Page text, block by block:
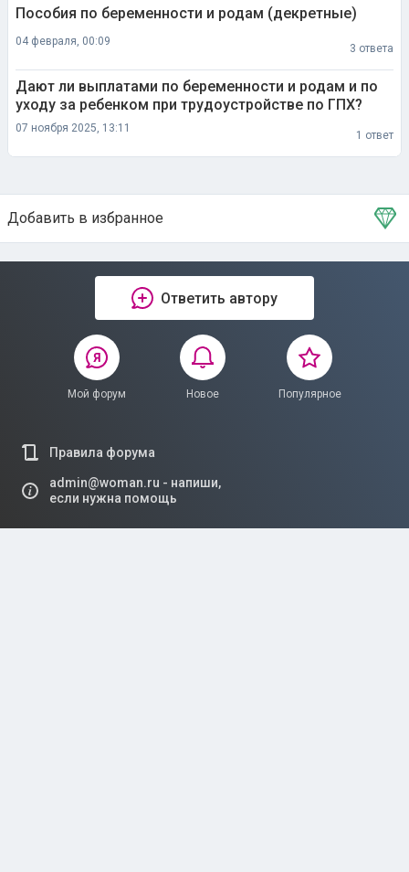
Пособия по беременности и родам (декретные)
04 февраля, 00:09
3 ответа
Дают ли выплатами по беременности и родам и по
уходу за ребенком при трудоустройстве по ГПХ?
07 ноября 2025, 13:11
1 ответ
Добавить в избранное
Тема в избранном
Ответить автору
Мой форум Новое Популярное
Правила форума
admin@woman.ru - напиши,
если нужна помощь